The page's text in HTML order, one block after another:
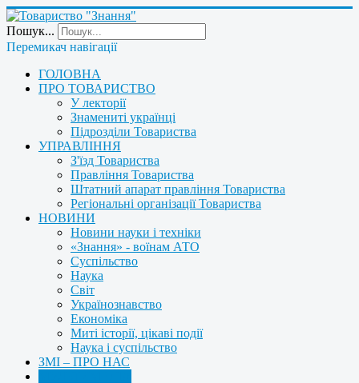
Пошук...
Перемикач навігації
ГОЛОВНА
ПРО ТОВАРИСТВО
У лекторії
Знамениті українці
Підрозділи Товариства
УПРАВЛІННЯ
З'їзд Товариства
Правління Товариства
Штатний апарат правління Товариства
Регіональні організації Товариства
НОВИНИ
Новини науки і техніки
«Знання» - воїнам АТО
Суспільство
Наука
Світ
Українознавство
Економіка
Миті історії, цікаві події
Наука і суспільство
ЗМІ – ПРО НАС